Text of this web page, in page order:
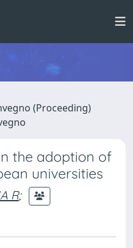
(Proceeding)
the adoption of
universities
R;